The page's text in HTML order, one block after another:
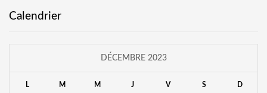
Calendrier
DÉCEMBRE 2023
L M M J V S D